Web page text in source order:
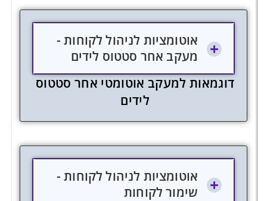
אוטומציות לניהול לקוחות -
מעקב אחר סטטוס לידים
דוגמאות למעקב אוטומטי אחר סטטוס
לידים
אוטומציות לניהול לקוחות -
שימור לקוחות